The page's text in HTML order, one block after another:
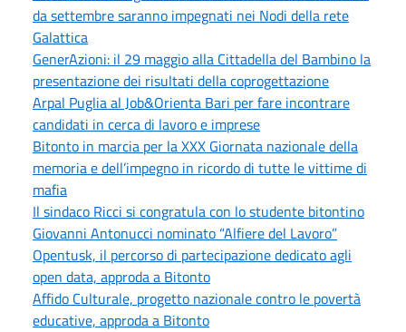
da settembre saranno impegnati nei Nodi della rete
Galattica
GenerAzioni: il 29 maggio alla Cittadella del Bambino la
presentazione dei risultati della coprogettazione
Arpal Puglia al Job&Orienta Bari per fare incontrare
candidati in cerca di lavoro e imprese
Bitonto in marcia per la XXX Giornata nazionale della
memoria e dell’impegno in ricordo di tutte le vittime di
mafia
Il sindaco Ricci si congratula con lo studente bitontino
Giovanni Antonucci nominato “Alfiere del Lavoro”
Opentusk, il percorso di partecipazione dedicato agli
open data, approda a Bitonto
Affido Culturale, progetto nazionale contro le povertà
educative, approda a Bitonto